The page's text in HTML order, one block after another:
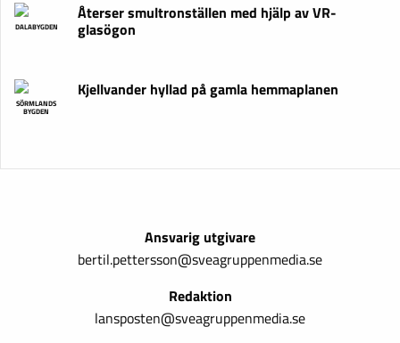
DALABYGDEN
Återser smultronställen med hjälp av VR-
glasögon
SÖRMLANDS
BYGDEN
Kjellvander hyllad på gamla hemmaplanen
Ansvarig utgivare
bertil.pettersson@sveagruppenmedia.se
Redaktion
lansposten@sveagruppenmedia.se